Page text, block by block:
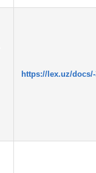
https://lex.uz/docs/-